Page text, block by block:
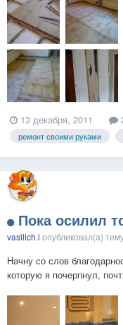
13 декабря, 2011
ремонт своими руками
Пока осилил
vasilich.l опубликовал(а)
Начну со слов
которую я почерпнул,
переполз на кухню. Вот
после сноса